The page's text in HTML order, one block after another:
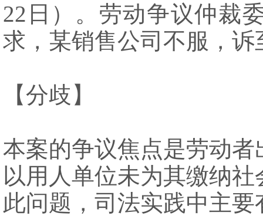
22日）。劳动争议仲裁
求，某销售公司不服，诉
【分歧】
本案的争议焦点是劳动
以用人单位未为其缴纳
此问题，司法实践中主